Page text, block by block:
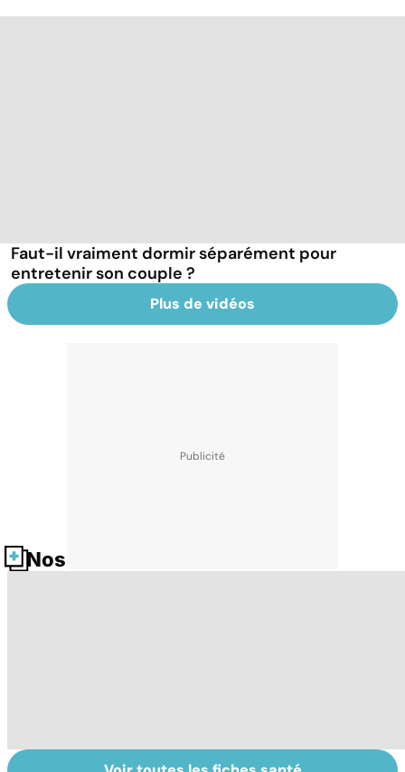
Faut-il vraiment dormir séparément pour
entretenir son couple ?
Plus de vidéos
Nos fiches santé